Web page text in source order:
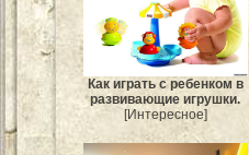
Как играть с ребенком в
развивающие игрушки.
[Интересное]